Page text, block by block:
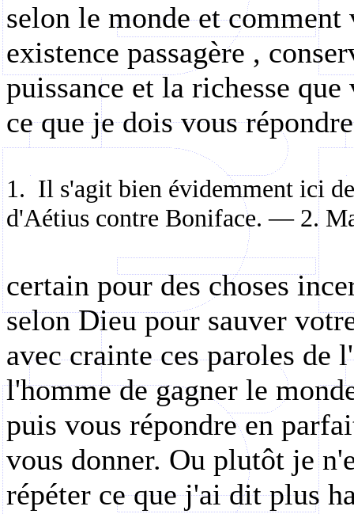
selon le monde et
existence passagère ,
puissance et la richesse
ce que je dois vous
1. Il s'agit bien évidemment ici
d'Aétius contre Boniface. — 2.
certain pour des choses
selon Dieu pour sauver
avec crainte ces paroles
l'homme de gagner le
puis vous répondre en
vous donner. Ou plutôt je
répéter ce que j'ai dit plus